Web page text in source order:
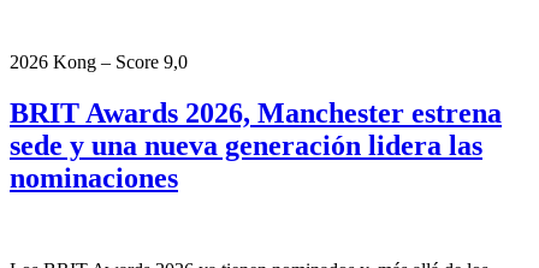
2026 Kong – Score 9,0
BRIT Awards 2026, Manchester estrena
sede y una nueva generación lidera las
nominaciones